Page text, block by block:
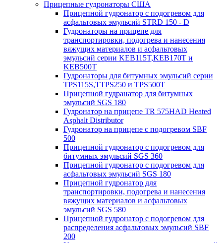
Прицепные гудронаторы США
Прицепной гудронатор с подогревом для
асфальтовых эмульсий STRD 150 - D
Гудронаторы на прицепе для
транспортировки, подогрева и нанесения
вяжущих материалов и асфальтовых
эмульсий серии KEB115T,KEB170T и
KEB500T
Гудронаторы для битумных эмульсий серии
TPS115S,TTPS250 и TPS500T
Прицепной гудранатор для битумных
эмульсий SGS 180
Гудронатор на прицепе TR 575HAD Heated
Asphalt Distributor
Гудронатор на прицепе с подогревом SBF
500
Прицепной гудронатор с подогревом для
битумных эмульсий SGS 360
Прицепной гудронатор с подогревом для
асфальтовых эмульсий SGS 180
Прицепной гудронатор для
транспортировки, подогрева и нанесения
вяжущих материалов и асфальтовых
эмульсий SGS 580
Прицепной гудронатор с подогревом для
распределения асфальтовых эмульсий SBF
200